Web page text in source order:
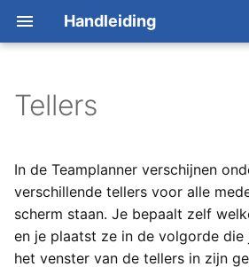
Handleiding
e
n
i
Concepten
Evenementenkalender
Basisacties
Infovenster
Van start
Acties
Voorbeeld
Concepten
Beheren
Boeken
Medewerkers plannen
Concepten
Beheren
Boeken
Zoeken
Inclusief/Exclusief
De tellers configureren
Tellers toevoegen,
verwijderen of
Zoekvensters
Zoekopdrachten
Zoekopdrachten
combineren
Detailvenster
Instellen
Algemeen
Gebruikers
Evenementen
Teams
Rechten
Roosters publiceren
Prijsdefinities in bulk
bijwerken
Dataviews
Rapporten
ActiveTickets
AFAS
Alfa Export
Cevi Export
REST API
Webhooks API
Dataviews API
Generic Ticketing API
2026
2025
Yesplan 32, dec 2024
Yesplan 31, apr 2024
Contact met Yesplan
Online vergaderingen
Tellers
In de Teamplanner verschijnen
verschillende tellers voor alle
scherm staan. Je bepaalt zelf
en je plaatst ze in de volgorde die
het venster van de tellers in zijn